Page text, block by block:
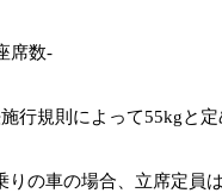
席数-
行規則によって55kgと定
の車の場合、立席定員